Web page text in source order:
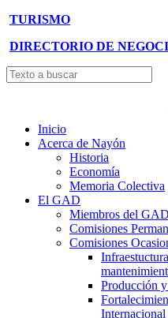
TURISMO
DIRECTORIO DE
Inicio
Acerca de Nayón
Historia
Economía
Memoria Colectiva
El GAD
Miembros del GAD
Comisiones
Comisiones
Producción
Internacional